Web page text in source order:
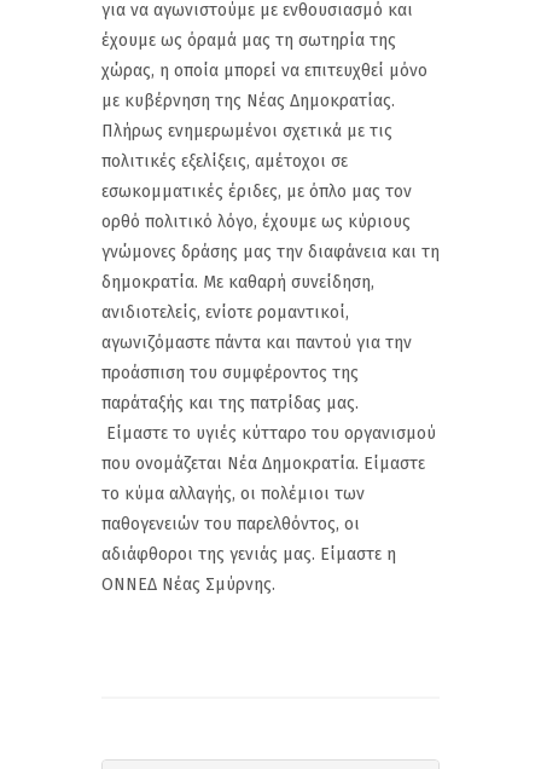
για να αγωνιστούμε με ενθουσιασμό και
έχουμε ως όραμά μας τη σωτηρία της
χώρας, η οποία μπορεί να επιτευχθεί μόνο
με κυβέρνηση της Νέας Δημοκρατίας.
Πλήρως ενημερωμένοι σχετικά με τις
πολιτικές εξελίξεις, αμέτοχοι σε
εσωκομματικές έριδες, με όπλο μας τον
ορθό πολιτικό λόγο, έχουμε ως κύριους
γνώμονες δράσης μας την διαφάνεια και τη
δημοκρατία. Με καθαρή συνείδηση,
ανιδιοτελείς, ενίοτε ρομαντικοί,
αγωνιζόμαστε πάντα και παντού για την
προάσπιση του συμφέροντος της
παράταξής και της πατρίδας μας.
Είμαστε το υγιές κύτταρο του οργανισμού
που ονομάζεται Νέα Δημοκρατία. Είμαστε
το κύμα αλλαγής, οι πολέμιοι των
παθογενειών του παρελθόντος, οι
αδιάφθοροι της γενιάς μας. Είμαστε η
ΟΝΝΕΔ Νέας Σμύρνης.